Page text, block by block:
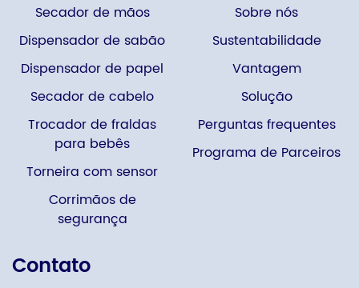
Secador de mãos
Dispensador de sabão
Dispensador de papel
Secador de cabelo
Trocador de fraldas
para bebês
Torneira com sensor
Corrimãos de
segurança
Sobre nós
Sustentabilidade
Vantagem
Solução
Perguntas frequentes
Programa de Parceiros
Contato